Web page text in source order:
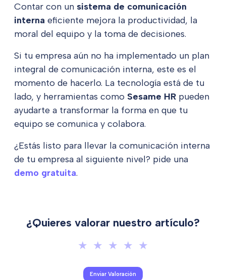
Contar con un sistema de comunicación
interna eficiente mejora la productividad, la
moral del equipo y la toma de decisiones.
Si tu empresa aún no ha implementado un plan
integral de comunicación interna, este es el
momento de hacerlo. La tecnología está de tu
lado, y herramientas como Sesame HR pueden
ayudarte a transformar la forma en que tu
equipo se comunica y colabora.
¿Estás listo para llevar la comunicación interna
de tu empresa al siguiente nivel? pide una
demo gratuita.
¿Quieres valorar nuestro artículo?